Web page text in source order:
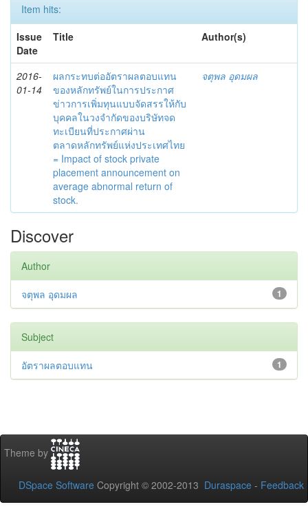
Item hits:
Issue
Date
Title Author(s)
2016-
01-14
ผลกระทบต่ออัตราผลตอบแทน
ของหลักทรัพย์ในการประกาศ
ข่าวการเพิ่มทุนแบบจัดสรรให้กับ
บุคคลในวงจำกัดของบริษัทจด
ทะเบียนที่ประกาศผ่าน
ตลาดหลักทรัพย์แห่งประเทศไทย
= Impact of stock private
placement announcement on
average abnormal return of
stock.
จตุพล อุดมผล
Discover
Author
1
จตุพล อุดมผล
Subject
1
อัตราผลตอบแทน
Theme by
DSpace Software Copyright © 2002-2013 Duraspace - Feedback